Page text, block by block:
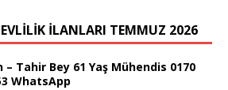
EVLİLİK İLANLARI TEMMUZ 2026
– Tahir Bey 61 Yaş Mühendis 0170
WhatsApp